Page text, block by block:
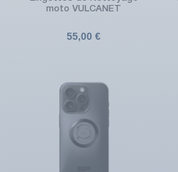
moto VULCANET
55,00 €